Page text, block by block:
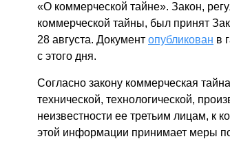
«О коммерческой тайне». Закон,
коммерческой тайны, был принят
28 августа. Документ опубликован в
с этого дня.
Согласно закону коммерческая
технической, технологической,
неизвестности ее третьим лицам, к
этой информации принимает меры